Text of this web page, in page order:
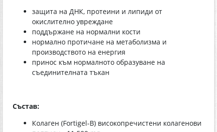
защита на ДНК, протеини и липиди от
окислително увреждане
поддържане на нормални кости
нормално протичане на метаболизма и
производството на енергия
принос към нормалното образуване на
съединителната тъкан
Състав:
Колаген (Fortigel-B) високопречистени колагенови